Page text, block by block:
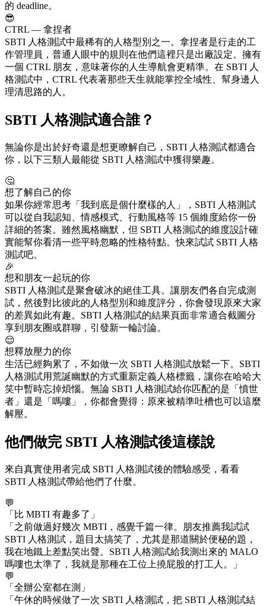
的 deadline。
😎
CTRL — 拿捏者
SBTI 人格測試中最稀有的人格型別之一。拿捏者是行走的工
作管理員，普通人眼中的規則在他們這裡只是出廠設定。擁有
一個 CTRL 朋友，意味著你的人生導航會更精準。在 SBTI 人
格測試中，CTRL 代表著那些天生就能掌控全域性、幫身邊人
理清思路的人。
SBTI 人格測試適合誰？
無論你是出於好奇還是想更瞭解自己，SBTI 人格測試都適合
你，以下三類人最能從 SBTI 人格測試中獲得樂趣。
🤔
想了解自己的你
如果你經常思考「我到底是個什麼樣的人」，SBTI 人格測試
可以從自我認知、情感模式、行動風格等 15 個維度給你一份
詳細的答案。雖然風格幽默，但 SBTI 人格測試的維度設計確
實能幫你看清一些平時忽略的性格特點。快來試試 SBTI 人格
測試吧。
🎉
想和朋友一起玩的你
SBTI 人格測試是聚會破冰的絕佳工具。讓朋友們各自完成測
試，然後對比彼此的人格型別和維度評分，你會發現原來大家
的差異如此有趣。SBTI 人格測試的結果頁面非常適合截圖分
享到朋友圈或群聊，引發新一輪討論。
😌
想釋放壓力的你
生活已經夠累了，不如做一次 SBTI 人格測試放鬆一下。SBTI
人格測試用荒誕幽默的方式重新定義人格標籤，讓你在哈哈大
笑中暫時忘掉煩惱。無論 SBTI 人格測試給你匹配的是「憤世
者」還是「嗎嘍」，你都會覺得：原來被精準吐槽也可以這麼
解壓。
他們做完 SBTI 人格測試後這樣說
來自真實使用者完成 SBTI 人格測試後的體驗感受，看看
SBTI 人格測試帶給他們了什麼。
💬
「比 MBTI 有趣多了」
「之前做過好幾次 MBTI，感覺千篇一律。朋友推薦我試試
SBTI 人格測試，題目太搞笑了，尤其是那道關於便秘的題，
我在地鐵上差點笑出聲。SBTI 人格測試給我測出來的 MALO
嗎嘍也太準了，我就是那種在工位上撓屁股的打工人。」
💬
「全辦公室都在測」
「午休的時候做了一次 SBTI 人格測試，把 SBTI 人格測試結